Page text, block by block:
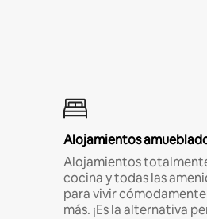
Alojamientos
Alojamientos
cocina y todas las
para vivir
más. ¡Es la alternativa